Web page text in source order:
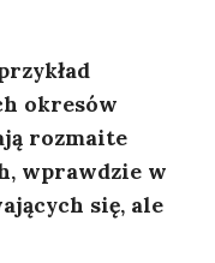
okresów
rozmaite
wprawdzie w
się, ale